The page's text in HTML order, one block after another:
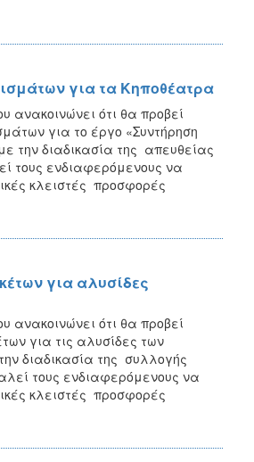
για τα Κηποθέατρα
ανακοινώνει ότι θα προβεί
για το έργο «Συντήρηση
την διαδικασία της απευθείας
τους ενδιαφερόμενους να
κλειστές προσφορές
για αλυσίδες
ανακοινώνει ότι θα προβεί
για τις αλυσίδες των
διαδικασία της συλλογής
τους ενδιαφερόμενους να
κλειστές προσφορές